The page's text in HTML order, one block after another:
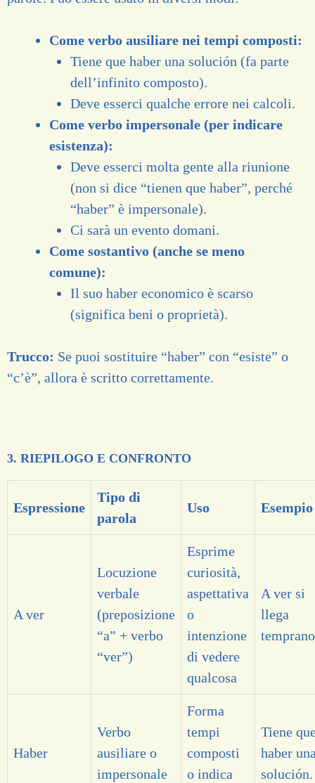
Come verbo ausiliare nei tempi composti:
Tiene que haber una solución (fa parte
dell’infinito composto).
Deve esserci qualche errore nei calcoli.
Come verbo impersonale (per indicare
esistenza):
Deve esserci molta gente alla riunione
(non si dice “tienen que haber”, perché
“haber” è impersonale).
Ci sarà un evento domani.
Come sostantivo (anche se meno
comune):
Il suo haber economico è scarso
(significa beni o proprietà).
Trucco: Se puoi sostituire “haber” con “esiste” o
“c’è”, allora è scritto correttamente.
3. RIEPILOGO E CONFRONTO
Espressione
Tipo di
parola
Uso Esempio
A ver
Locuzione
verbale
(preposizione
“a” + verbo
“ver”)
Esprime
curiosità,
aspettativa
o
intenzione
di vedere
qualcosa
A ver si
llega
Haber
Verbo
ausiliare o
impersonale
Forma
tempi
composti
o indica
Tiene
haber
solución.